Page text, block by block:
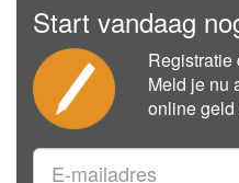
Registratie
Meld je nu
online